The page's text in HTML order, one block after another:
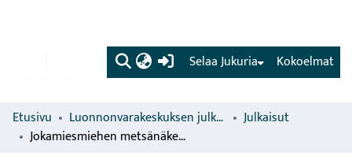
(current) Kokoelmat
Selaa Jukuria
Etusivu Luonnonvarakeskuksen julkaisut
Julkaisut
Jokamiesmiehen metsänäkemys kyselytutkimusten valossa.